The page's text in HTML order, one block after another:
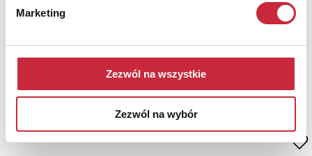
Marketing
Zezwól na wszystkie
Zezwól na wybór
1
400 000 zł – 500 000 zł